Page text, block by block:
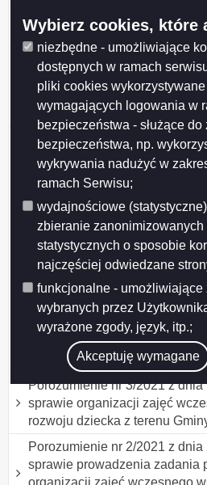
Wybierz cookies, które
niezbędne - umożliwiające
dostępnych w ramach
pliki cookies wykorzystywane
wymagających logowania w
bezpieczeństwa - służące
bezpieczeństwa, np.
wykrywania nadużyć w
ramach Serwisu;
wydajnościowe
zbieranie zanonimizowanych
statystycznych o sposobie
najczęściej odwiedzane
funkcjonalne - umożliwiające
wybranych przez
wyrażone zgody, język, itp.;
Akceptuję wymagane
Porozumienie nr 9/2021 z dnia
sprawie
Porozumienie nr 8/2021 z dnia
sprawie prowadzenia zadania
organizacji zajęć wczesnego
dziecka dla dziecka z terenu
Porozumienie nr 7/2021 z dnia
sprawie
Porozumienie nr 4/2021 z dnia
sprawie po
Porozumienie nr 6/2021 z dnia
sprawie prowadzenia
organizacji zajęć wczesnego
dziecka dla dziecka z terenu
Porozumienie nr 5/2021 z dnia
sprawie prowadzenia zadania
organizacji zajęć wczesnego
dziecka dla dziecka z terenu
Porozumienie nr 3/2021 z dnia
sprawie organizacji zajęć
rozwoju dziecka z terenu
Porozumienie nr 2/2021 z
sprawie prowadzenia zadania
organizacji zajęć wczesnego